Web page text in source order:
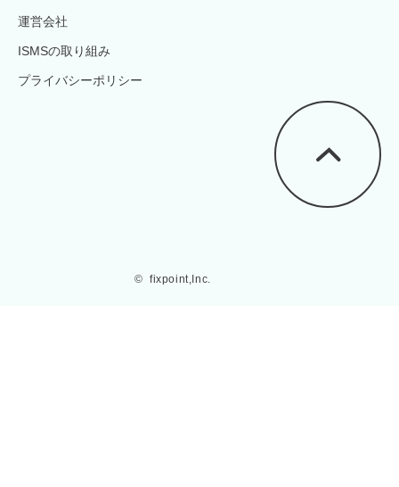
運営会社
ISMSの取り組み
プライバシーポリシー
©  fixpoint,Inc.